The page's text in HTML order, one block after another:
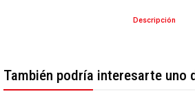
Descripción
También podría interesarte uno